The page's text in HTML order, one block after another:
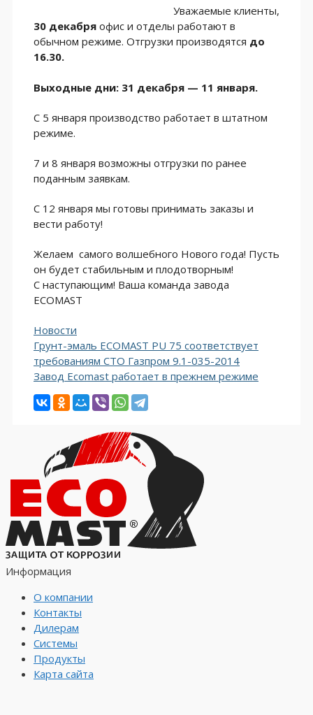
Уважаемые клиенты,
30 декабря офис и отделы работают в
обычном режиме. Отгрузки производятся до
16.30.
Выходные дни: 31 декабря — 11 января.
С 5 января производство работает в штатном
режиме.
7 и 8 января возможны отгрузки по ранее
поданным заявкам.
С 12 января мы готовы принимать заказы и
вести работу!
Желаем самого волшебного Нового года! Пусть
он будет стабильным и плодотворным!
С наступающим! Ваша команда завода
ECOMAST
Рубрики
Новости
Навигация
записи
Грунт-эмаль ECOMAST PU 75 соответствует
требованиям СТО Газпром 9.1-035-2014
Завод Ecomast работает в прежнем режиме
Информация
О компании
Контакты
Дилерам
Системы
Продукты
Карта сайта